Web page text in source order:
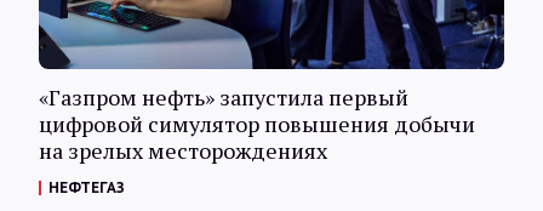
«Газпром нефть» запустила первый
цифровой симулятор повышения добычи
на зрелых месторождениях
НЕФТЕГАЗ